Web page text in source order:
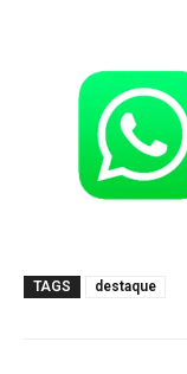
TAGS destaque